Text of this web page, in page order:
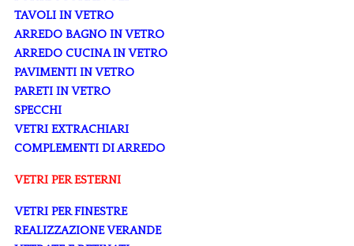
TAVOLI IN VETRO
ARREDO BAGNO IN VETRO
ARREDO CUCINA IN VETRO
PAVIMENTI IN VETRO
PARETI IN VETRO
SPECCHI
VETRI EXTRACHIARI
COMPLEMENTI DI ARREDO
VETRI PER ESTERNI
VETRI PER FINESTRE
REALIZZAZIONE VERANDE